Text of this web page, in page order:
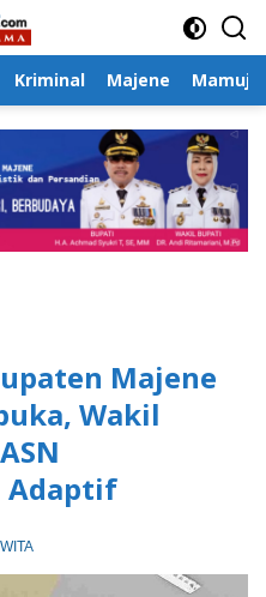
Kriminal Majene Mamuju
Majene
Wakil
Adaptif